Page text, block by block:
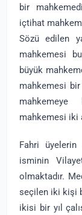
bir
içtihat
Sözü edilen
mahkemesi
büyük
mahkemesi
mahkemesi iki
Fahri
isminin
olmaktadır.
seçilen iki kişi
ikisi bir yıl